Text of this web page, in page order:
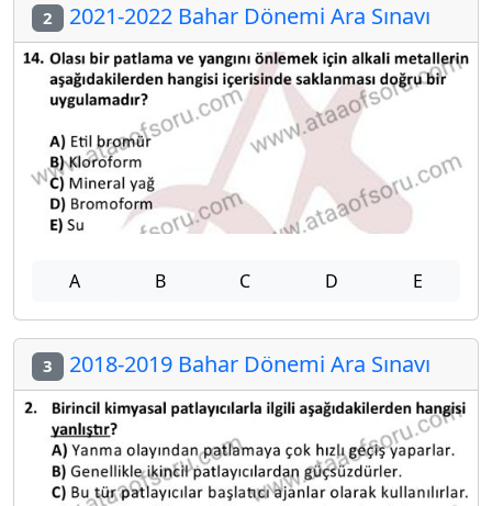
2 2021-2022 Bahar Dönemi Ara Sınavı
A B C D E
3 2018-2019 Bahar Dönemi Ara Sınavı